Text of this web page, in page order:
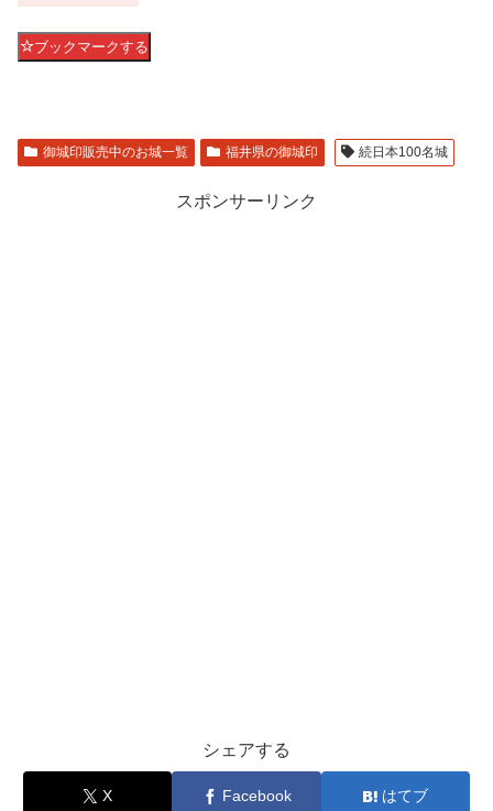
ブックマークする
御城印販売中のお城一覧 福井県の御城印 続日本100名城
スポンサーリンク
シェアする
X Facebook はてブ